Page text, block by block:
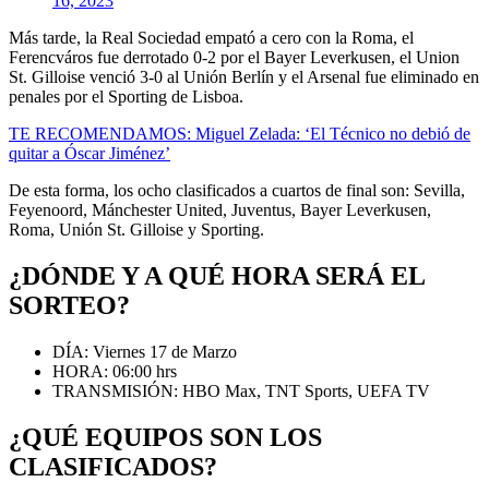
Más tarde, la Real Sociedad empató a cero con la Roma, el
Ferencváros fue derrotado 0-2 por el Bayer Leverkusen, el Union
St. Gilloise venció 3-0 al Unión Berlín y el Arsenal fue eliminado en
penales por el Sporting de Lisboa.
TE RECOMENDAMOS: Miguel Zelada: ‘El Técnico no debió de
quitar a Óscar Jiménez’
De esta forma, los ocho clasificados a cuartos de final son: Sevilla,
Feyenoord, Mánchester United, Juventus, Bayer Leverkusen,
Roma, Unión St. Gilloise y Sporting.
¿DÓNDE Y A QUÉ HORA SERÁ EL
SORTEO?
DÍA: Viernes 17 de Marzo
HORA: 06:00 hrs
TRANSMISIÓN: HBO Max, TNT Sports, UEFA TV
¿QUÉ EQUIPOS SON LOS
CLASIFICADOS?